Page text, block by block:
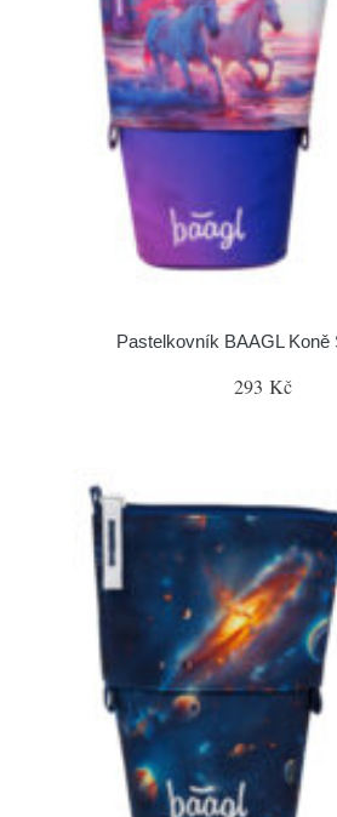
Pastelkovník BAAGL Koně
293 Kč